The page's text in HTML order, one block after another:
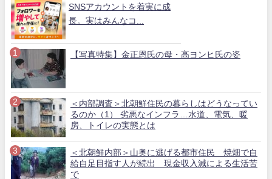
SNSアカウントを着実に成
長。実はみんなコ...
【写真特集】金正恩氏の母・高ヨンヒ氏の姿
＜内部調査＞北朝鮮住民の暮らしはどうなってい
るのか（1） 劣悪なインフラ…水道、電気、暖
房、トイレの実態とは
＜北朝鮮内部＞山奥に逃げる都市住民 焼畑で自
給自足目指す人が続出 現金収入減による生活苦
で